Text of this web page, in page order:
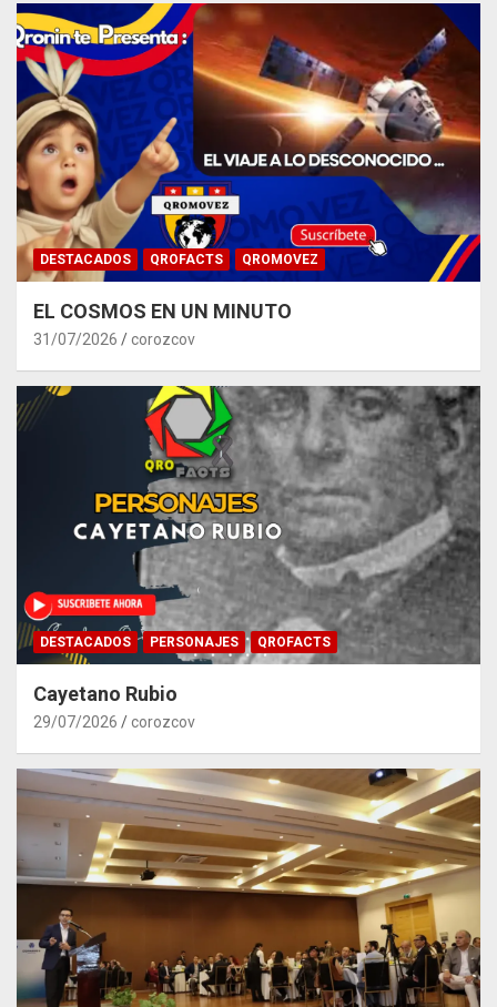
DESTACADOS QROFACTS QROMOVEZ
EL COSMOS EN UN MINUTO
31/07/2026 corozcov
DESTACADOS PERSONAJES QROFACTS
Cayetano Rubio
29/07/2026 corozcov